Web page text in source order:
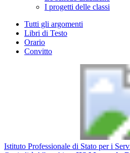
I progetti delle classi
Tutti gli argomenti
Libri di Testo
Orario
Convitto
Istituto Professionale di Stato per i